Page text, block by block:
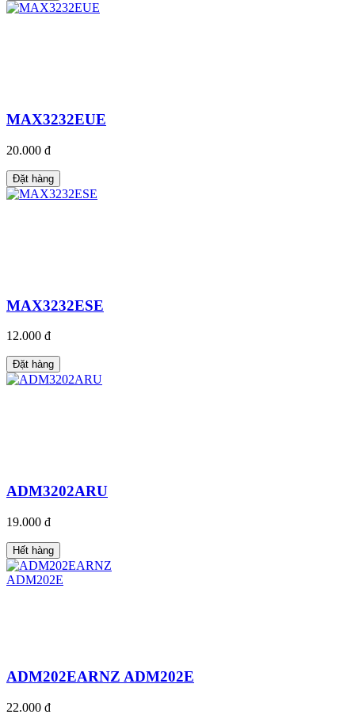
MAX3232EUE
20.000 đ
Đặt hàng
MAX3232ESE
12.000 đ
Đặt hàng
ADM3202ARU
19.000 đ
Hết hàng
ADM202EARNZ ADM202E
22.000 đ